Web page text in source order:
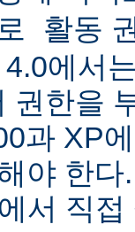
활동
에서
권한을
과 XP
야 한
서 직